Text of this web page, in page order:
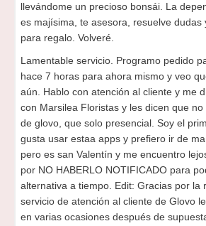
llevándome un precioso bonsái. La
es majísima, te asesora, resuelve dudas
para regalo. Volveré.
Lamentable servicio. Programo pedido
hace 7 horas para ahora mismo y veo
aún. Hablo con atención al cliente y me
con Marsilea Floristas y les dicen que
de glovo, que solo presencial. Soy el
gusta usar estaa apps y prefiero ir de
pero es san Valentín y me encuentro
por NO HABERLO NOTIFICADO para
alternativa a tiempo. Edit: Gracias por la
servicio de atención al cliente de Glovo
en varias ocasiones después de